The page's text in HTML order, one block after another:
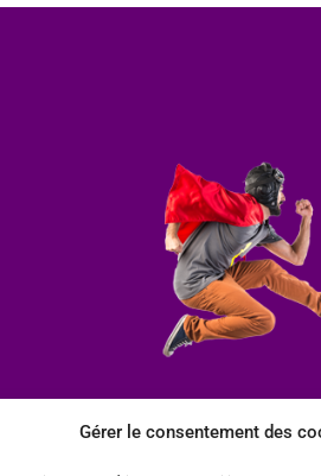
Gérer le consentement des